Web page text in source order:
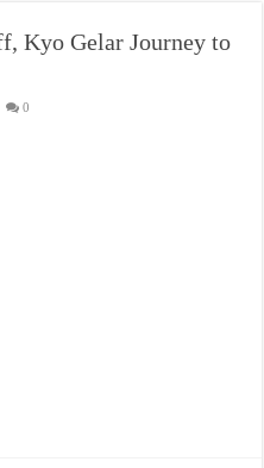
Kyo Gelar Journey to
0